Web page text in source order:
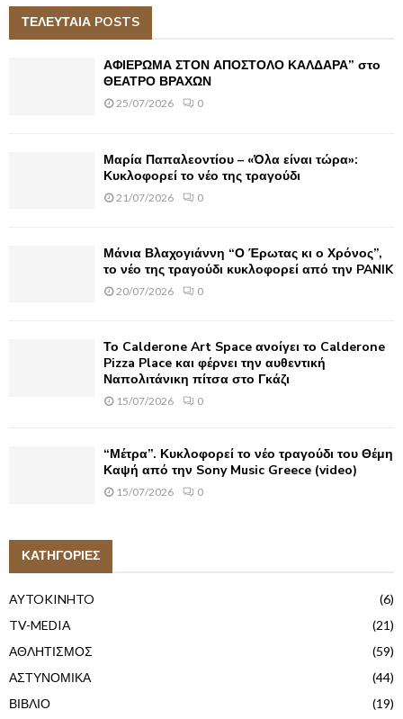
h
A
ΤΕΛΕΥΤΑΙΑ POSTS
ΑΦΙΕΡΩΜΑ ΣΤΟΝ ΑΠΟΣΤΟΛΟ ΚΑΛΔΑΡΑ” στο
ΘΕΑΤΡΟ ΒΡΑΧΩΝ
25/07/2026 0
Μαρία Παπαλεοντίου – «Όλα είναι τώρα»:
Κυκλοφορεί το νέο της τραγούδι
21/07/2026 0
Μάνια Βλαχογιάννη “Ο Έρωτας κι ο Χρόνος”,
το νέο της τραγούδι κυκλοφορεί από την PANIK
20/07/2026 0
Το Calderone Art Space ανοίγει το Calderone
Pizza Place και φέρνει την αυθεντική
Ναπολιτάνικη πίτσα στο Γκάζι
15/07/2026 0
“Μέτρα”. Κυκλοφορεί το νέο τραγούδι του Θέμη
Καψή από την Sony Music Greece (video)
15/07/2026 0
ΚΑΤΗΓΟΡΙΕΣ
AYTOKINHTO
(6)
TV-MEDIA
(21)
ΑΘΛΗΤΙΣΜΟΣ
(59)
ΑΣΤΥΝΟΜΙΚΑ
(44)
ΒΙΒΛΙΟ
(19)